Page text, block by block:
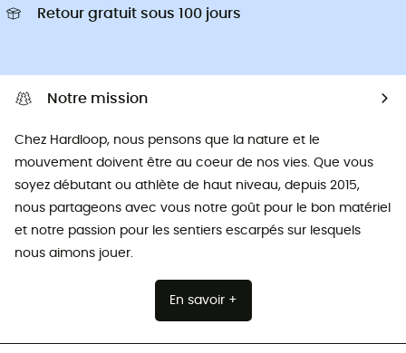
Retour gratuit sous 100 jours
Notre mission
Chez Hardloop, nous pensons que la nature et le
mouvement doivent être au coeur de nos vies. Que vous
soyez débutant ou athlète de haut niveau, depuis 2015,
nous partageons avec vous notre goût pour le bon matériel
et notre passion pour les sentiers escarpés sur lesquels
nous aimons jouer.
En savoir +